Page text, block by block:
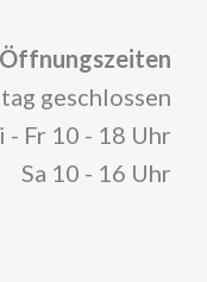
Öffnungszeiten
geschlossen
- Fr 10 - 18 Uhr
Sa 10 - 16 Uhr